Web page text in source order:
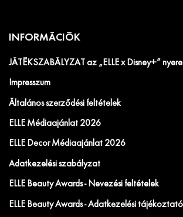
INFORMÁCIÓK
JÁTÉKSZABÁLYZAT az „ELLE x Disney+”
Impresszum
Általános szerződési feltételek
ELLE Médiaajánlat 2026
ELLE Decor Médiaajánlat 2026
Adatkezelési szabályzat
ELLE Beauty Awards - Nevezési feltételek
ELLE Beauty Awards - Adatkezelési